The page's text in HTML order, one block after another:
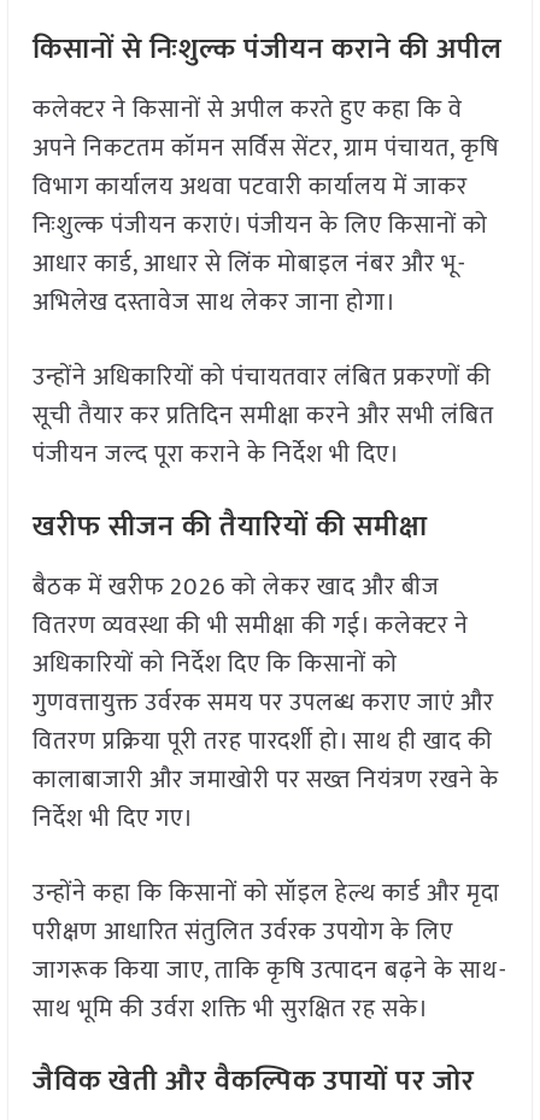
किसानों से निःशुल्क पंजीयन कराने की अपील
कलेक्टर ने किसानों से अपील करते हुए कहा कि वे
अपने निकटतम कॉमन सर्विस सेंटर, ग्राम पंचायत, कृषि
विभाग कार्यालय अथवा पटवारी कार्यालय में जाकर
निःशुल्क पंजीयन कराएं। पंजीयन के लिए किसानों को
आधार कार्ड, आधार से लिंक मोबाइल नंबर और भू-
अभिलेख दस्तावेज साथ लेकर जाना होगा।
उन्होंने अधिकारियों को पंचायतवार लंबित प्रकरणों की
सूची तैयार कर प्रतिदिन समीक्षा करने और सभी लंबित
पंजीयन जल्द पूरा कराने के निर्देश भी दिए।
खरीफ सीजन की तैयारियों की समीक्षा
बैठक में खरीफ 2026 को लेकर खाद और बीज
वितरण व्यवस्था की भी समीक्षा की गई। कलेक्टर ने
अधिकारियों को निर्देश दिए कि किसानों को
गुणवत्तायुक्त उर्वरक समय पर उपलब्ध कराए जाएं और
वितरण प्रक्रिया पूरी तरह पारदर्शी हो। साथ ही खाद की
कालाबाजारी और जमाखोरी पर सख्त नियंत्रण रखने के
निर्देश भी दिए गए।
उन्होंने कहा कि किसानों को सॉइल हेल्थ कार्ड और मृदा
परीक्षण आधारित संतुलित उर्वरक उपयोग के लिए
जागरूक किया जाए, ताकि कृषि उत्पादन बढ़ने के साथ-
साथ भूमि की उर्वरा शक्ति भी सुरक्षित रह सके।
जैविक खेती और वैकल्पिक उपायों पर जोर